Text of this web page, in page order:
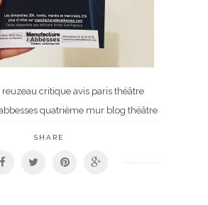
critique avis paris théâtre
quatrième mur blog théâtre
SHARE